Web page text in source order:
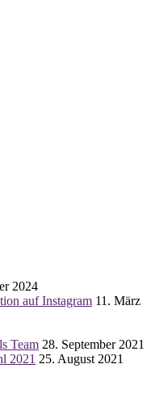
2024
auf Instagram 11. März
Team 28. September 2021
2021 25. August 2021